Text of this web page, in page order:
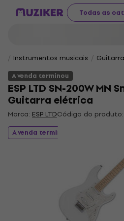
Todas as
Instrumentos musicais
A venda terminou
ESP LTD SN-200W MN
Guitarra elétrica
Marca: ESP LTDCódigo do produto:
A venda terminou